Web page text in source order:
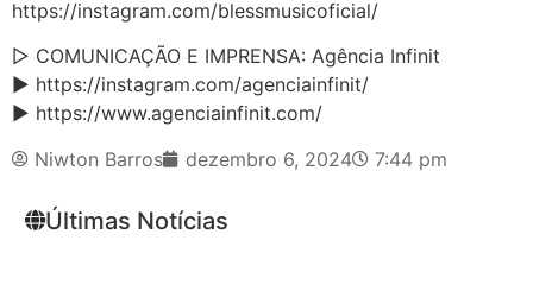
https://instagram.com/blessmusicoficial/
▷ COMUNICAÇÃO E IMPRENSA: Agência Infinit
► https://instagram.com/agenciainfinit/
► https://www.agenciainfinit.com/
Niwton Barros
dezembro 6, 2024 7:44 pm
Últimas Notícias